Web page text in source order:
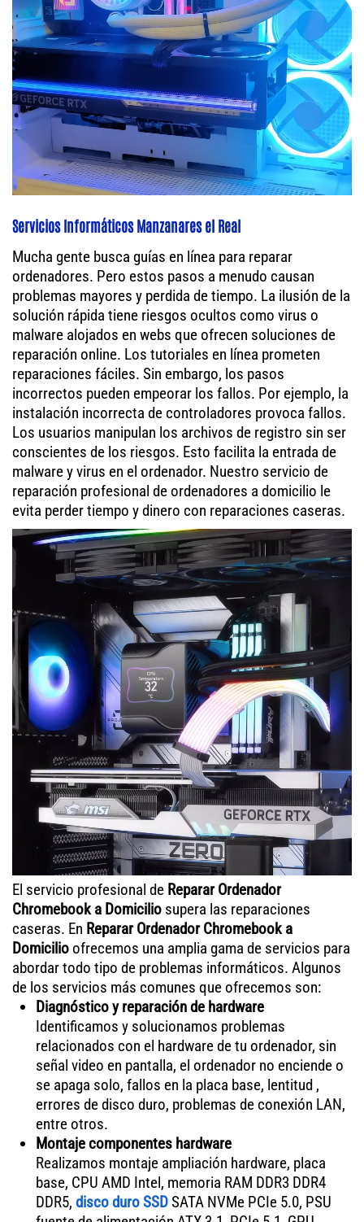
Servicios Informáticos Manzanares el Real
Mucha gente busca guías en línea para reparar
ordenadores. Pero estos pasos a menudo causan
problemas mayores y perdida de tiempo. La ilusión de la
solución rápida tiene riesgos ocultos como virus o
malware alojados en webs que ofrecen soluciones de
reparación online. Los tutoriales en línea prometen
reparaciones fáciles. Sin embargo, los pasos
incorrectos pueden empeorar los fallos. Por ejemplo, la
instalación incorrecta de controladores provoca fallos.
Los usuarios manipulan los archivos de registro sin ser
conscientes de los riesgos. Esto facilita la entrada de
malware y virus en el ordenador. Nuestro servicio de
reparación profesional de ordenadores a domicilio le
evita perder tiempo y dinero con reparaciones caseras.
El servicio profesional de Reparar Ordenador
Chromebook a Domicilio supera las reparaciones
caseras. En Reparar Ordenador Chromebook a
Domicilioofrecemos una amplia gama de servicios para
abordar todo tipo de problemas informáticos. Algunos
de los servicios más comunes que ofrecemos son:
Diagnóstico y reparación de hardware
Identificamos y solucionamos problemas
relacionados con el hardware de tu ordenador, sin
señal video en pantalla, el ordenador no enciende o
se apaga solo, fallos en la placa base, lentitud ,
errores de disco duro, problemas de conexión LAN,
entre otros.
Montaje componentes hardware
Realizamos montaje ampliación hardware, placa
base, CPU AMD Intel, memoria RAM DDR3 DDR4
DDR5, disco duro SSDSATA NVMe PCIe 5.0, PSU